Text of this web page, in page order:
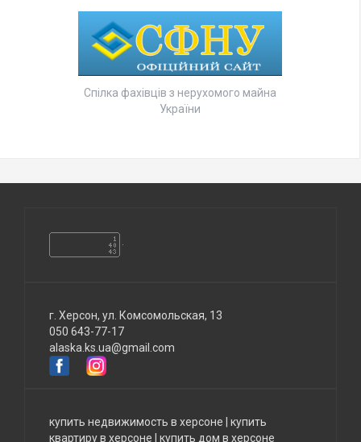
Спілка фахівців з нерухомого майна
України
г. Херсон, ул. Комсомольская, 13
050 643-77-17
alaska.ks.ua@gmail.com
купить недвижимость в херсоне
купить
квартиру в херсоне
купить дом в херсоне